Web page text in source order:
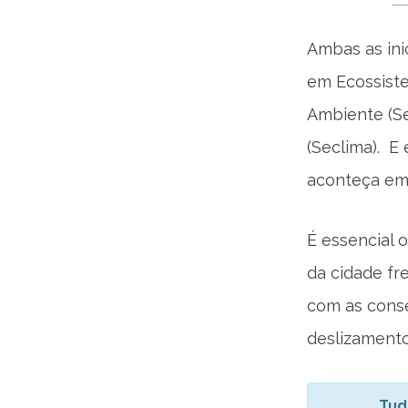
Ambas as
em
Ambiente
(Seclima). E
aconteça
É essencial
da cidade
com as